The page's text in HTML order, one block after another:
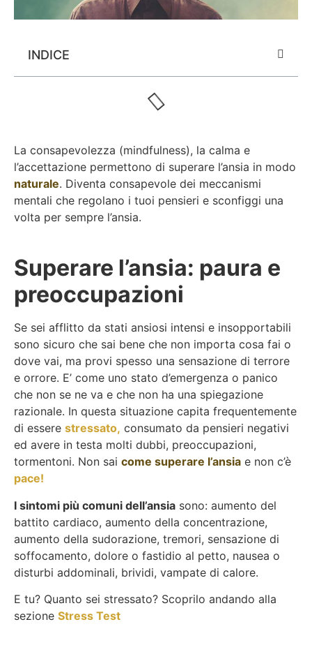
INDICE
La consapevolezza (mindfulness), la calma e
l’accettazione permettono di superare l’ansia in modo
naturale. Diventa consapevole dei meccanismi
mentali che regolano i tuoi pensieri e sconfiggi una
volta per sempre l’ansia.
Superare l’ansia: paura e
preoccupazioni
Se sei afflitto da stati ansiosi intensi e insopportabili
sono sicuro che sai bene che non importa cosa fai o
dove vai, ma provi spesso una sensazione di terrore
e orrore. E’ come uno stato d’emergenza o panico
che non se ne va e che non ha una spiegazione
razionale. In questa situazione capita frequentemente
di essere stressato, consumato da pensieri negativi
ed avere in testa molti dubbi, preoccupazioni,
tormentoni. Non sai come superare l’ansia e non c’è
pace!
I sintomi più comuni dell’ansia sono: aumento del
battito cardiaco, aumento della concentrazione,
aumento della sudorazione, tremori, sensazione di
soffocamento, dolore o fastidio al petto, nausea o
disturbi addominali, brividi, vampate di calore.
E tu? Quanto sei stressato? Scoprilo andando alla
sezione Stress Test